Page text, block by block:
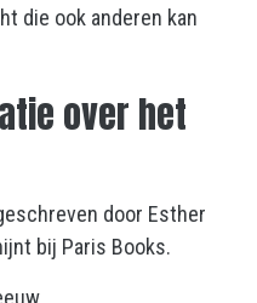
die ook anderen kan
over het
door Esther
bij Paris Books.